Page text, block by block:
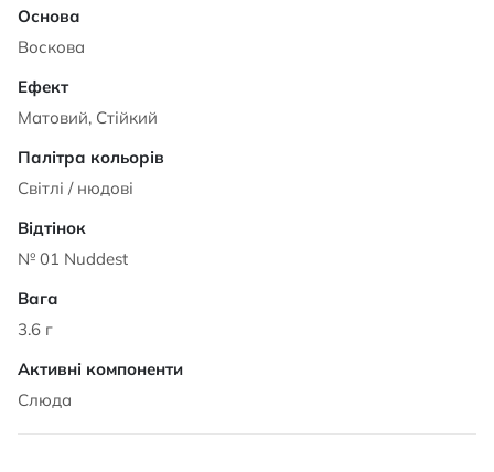
Воскова
Матовий, Стійкий
Світлі / нюдові
№ 01 Nuddest
3.6 г
Слюда